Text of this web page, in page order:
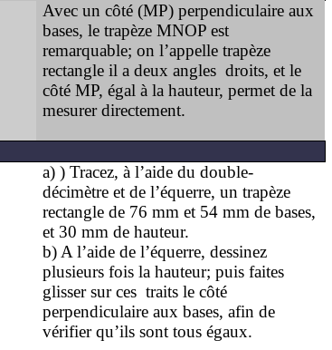
Avec un côté (MP) perpendiculaire aux
bases, le trapèze MNOP est
remarquable; on l’appelle trapèze
rectangle il a deux angles droits, et le
côté MP, égal à la hauteur, permet de la
mesurer directement.
a) ) Tracez, à l’aide du double-
décimètre et de l’équerre, un trapèze
rectangle de 76 mm et 54 mm de bases,
et 30 mm de hauteur.
b) A l’aide de l’équerre, dessinez
plusieurs fois la hauteur; puis faites
glisser sur ces traits le côté
perpendiculaire aux bases, afin de
vérifier qu’ils sont tous égaux.